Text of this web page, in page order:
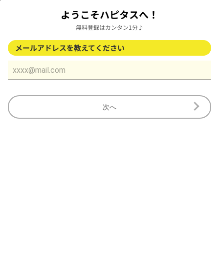
ようこそハピタスへ！
無料登録はカンタン1分♪
メールアドレスを教えてください
次へ